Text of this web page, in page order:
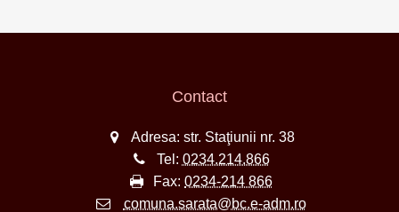
Contact
Adresa: str. Staţiunii nr. 38
Tel: 0234.214.866
Fax: 0234-214 866
comuna.sarata@bc.e-adm.ro